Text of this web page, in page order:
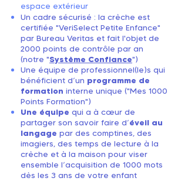
espace extérieur
Un cadre sécurisé : la crèche est
certifiée "VeriSelect Petite Enfance"
par Bureau Veritas et fait l'objet de
2000 points de contrôle par an
(notre "Système Confiance")
Une équipe de professionnel(le)s qui
bénéficient d’un programme de
formation interne unique ("Mes 1000
Points Formation")
Une équipe qui a à cœur de
partager son savoir faire d’éveil au
langage par des comptines, des
imagiers, des temps de lecture à la
crèche et à la maison pour viser
ensemble l’acquisition de 1000 mots
dès les 3 ans de votre enfant